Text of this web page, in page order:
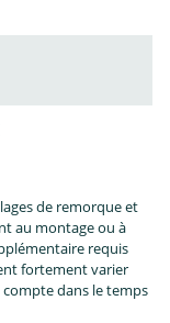
de remorque et
au montage ou à
requis
fortement varier
dans le temps